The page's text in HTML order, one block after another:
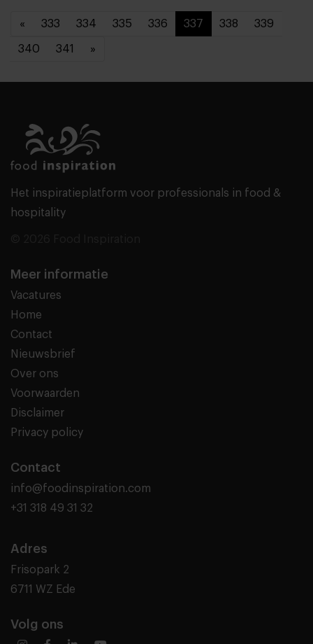
« 333 334 335 336 337 338 339
340 341 »
Het inspiratieplatform voor professionals in food &
hospitality
Meer informatie
Vacatures
Home
Contact
Nieuwsbrief
Over ons
Voorwaarden
Disclaimer
Privacy policy
Contact
info@foodinspiration.com
+31 318 49 31 32
Adres
Frisopark 2
6711 WZ Ede
Volg ons